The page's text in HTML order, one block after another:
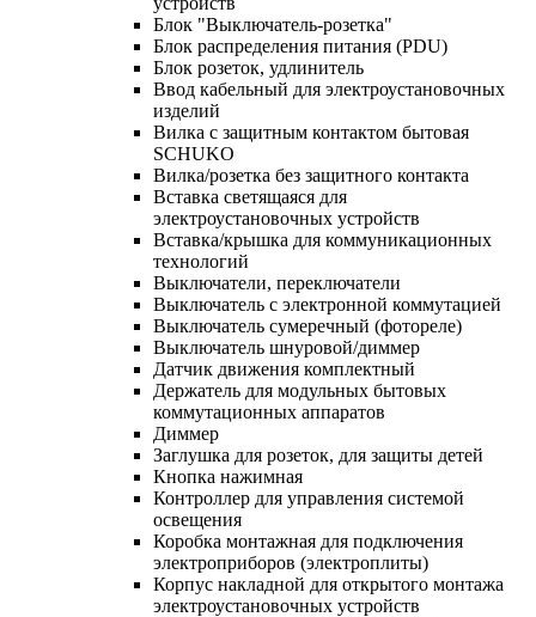
Блок "Выключатель-розетка"
Блок распределения питания (PDU)
Блок розеток, удлинитель
Ввод кабельный для электроустановочных
изделий
Вилка с защитным контактом бытовая
SCHUKO
Вилка/розетка без защитного контакта
Вставка светящаяся для
электроустановочных устройств
Вставка/крышка для коммуникационных
технологий
Выключатели, переключатели
Выключатель с электронной коммутацией
Выключатель сумеречный (фотореле)
Выключатель шнуровой/диммер
Датчик движения комплектный
Держатель для модульных бытовых
коммутационных аппаратов
Диммер
Заглушка для розеток, для защиты детей
Кнопка нажимная
Контроллер для управления системой
освещения
Коробка монтажная для подключения
электроприборов (электроплиты)
Корпус накладной для открытого монтажа
электроустановочных устройств